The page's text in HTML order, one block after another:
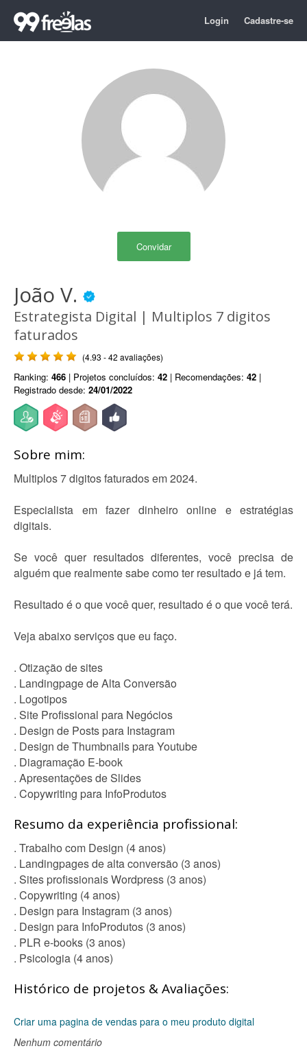
Login Cadastre-se
Convidar
João V.
Estrategista Digital | Multiplos 7 digitos
faturados
(4.93 - 42 avaliações)
Ranking: 466 | Projetos concluídos: 42 | Recomendações: 42 |
Registrado desde: 24/01/2022
Sobre mim:
Multiplos 7 digitos faturados em 2024.
Especialista em fazer dinheiro online e estratégias
digitais.
Se você quer resultados diferentes, você precisa de
alguém que realmente sabe como ter resultado e já tem.
Resultado é o que você quer, resultado é o que você terá.
Veja abaixo serviços que eu faço.
. Otização de sites
. Landingpage de Alta Conversão
. Logotipos
. Site Profissional para Negócios
. Design de Posts para Instagram
. Design de Thumbnails para Youtube
. Diagramação E-book
. Apresentações de Slides
. Copywriting para InfoProdutos
Resumo da experiência profissional:
. Trabalho com Design (4 anos)
. Landingpages de alta conversão (3 anos)
. Sites profissionais Wordpress (3 anos)
. Copywriting (4 anos)
. Design para Instagram (3 anos)
. Design para InfoProdutos (3 anos)
. PLR e-books (3 anos)
. Psicologia (4 anos)
Histórico de projetos & Avaliações:
Criar uma pagina de vendas para o meu produto digital
Nenhum comentário